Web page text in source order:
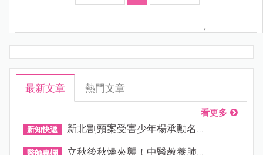
;
最新文章 熱門文章
看更多
新知快遞 新北割頸案受害少年楊承勳名...
醫師專欄 立秋後秋燥來襲！中醫教養肺...